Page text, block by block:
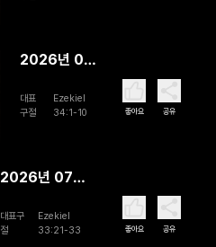
2026년 08
True
대표
구절
Ezekiel
34:1-10
좋아요 공유
2026년 07월
Fallout of
대표구
절
Ezekiel
33:21-33
좋아요 공유